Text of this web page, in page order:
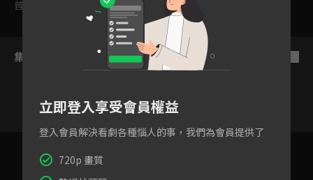
普遍級
集數列表
立即登入享受會員權益
登入會員解決看劇各種惱人的事，我們為會員提供了
720p 畫質